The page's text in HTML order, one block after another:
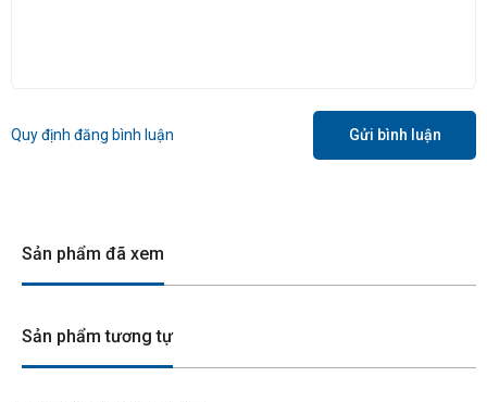
Quy định đăng bình luận Gửi bình luận
Sản phẩm đã xem
Sản phẩm tương tự